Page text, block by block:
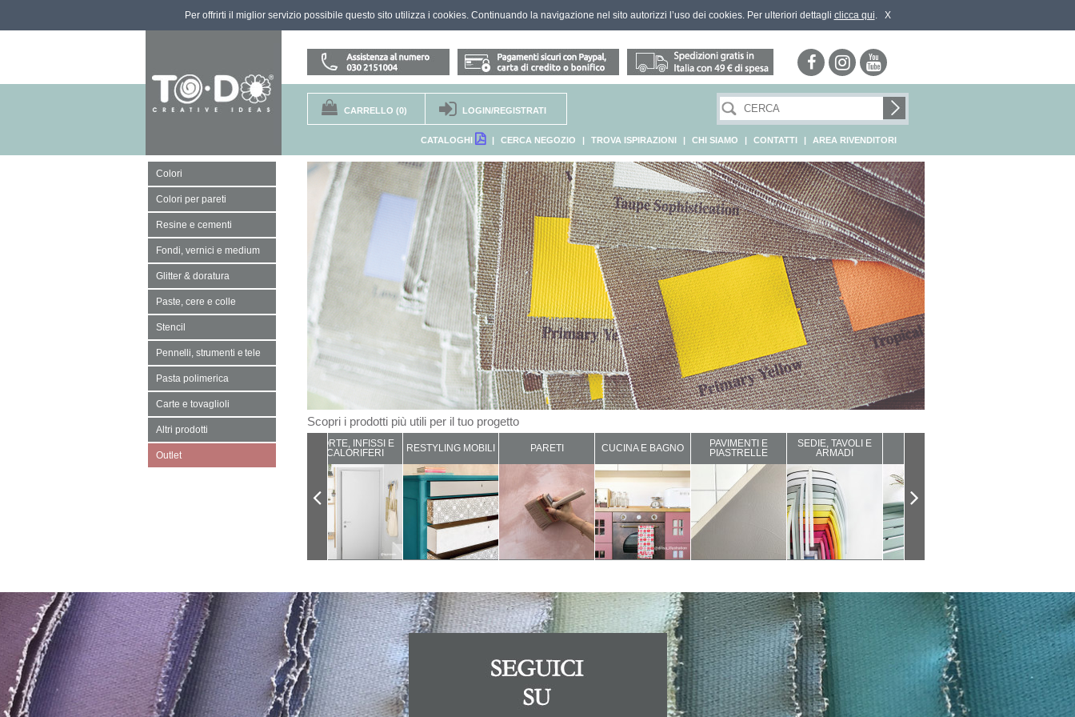
Per offrirti il miglior servizio possibile questo sito utilizza i cookies. Continuando la navigazione nel sito autorizzi l’uso dei cookies. Per ulteriori dettagli clicca qui. X
CARRELLO (0) LOGIN/REGISTRATI
CATALOGHI | CERCA NEGOZIO | TROVA ISPIRAZIONI | CHI SIAMO | CONTATTI | AREA RIVENDITORI
Colori
Colori per pareti
Resine e cementi
Fondi, vernici e medium
Glitter & doratura
Paste, cere e colle
Stencil
Pennelli, strumenti e tele
Pasta polimerica
Carte e tovaglioli
Altri prodotti
Outlet
Scopri i prodotti più utili per il tuo progetto
PORTE, INFISSI E
CALORIFERI
RESTYLING MOBILI PARETI CUCINA E BAGNO
PAVIMENTI E
PIASTRELLE
SEDIE, TAVOLI E
ARMADI